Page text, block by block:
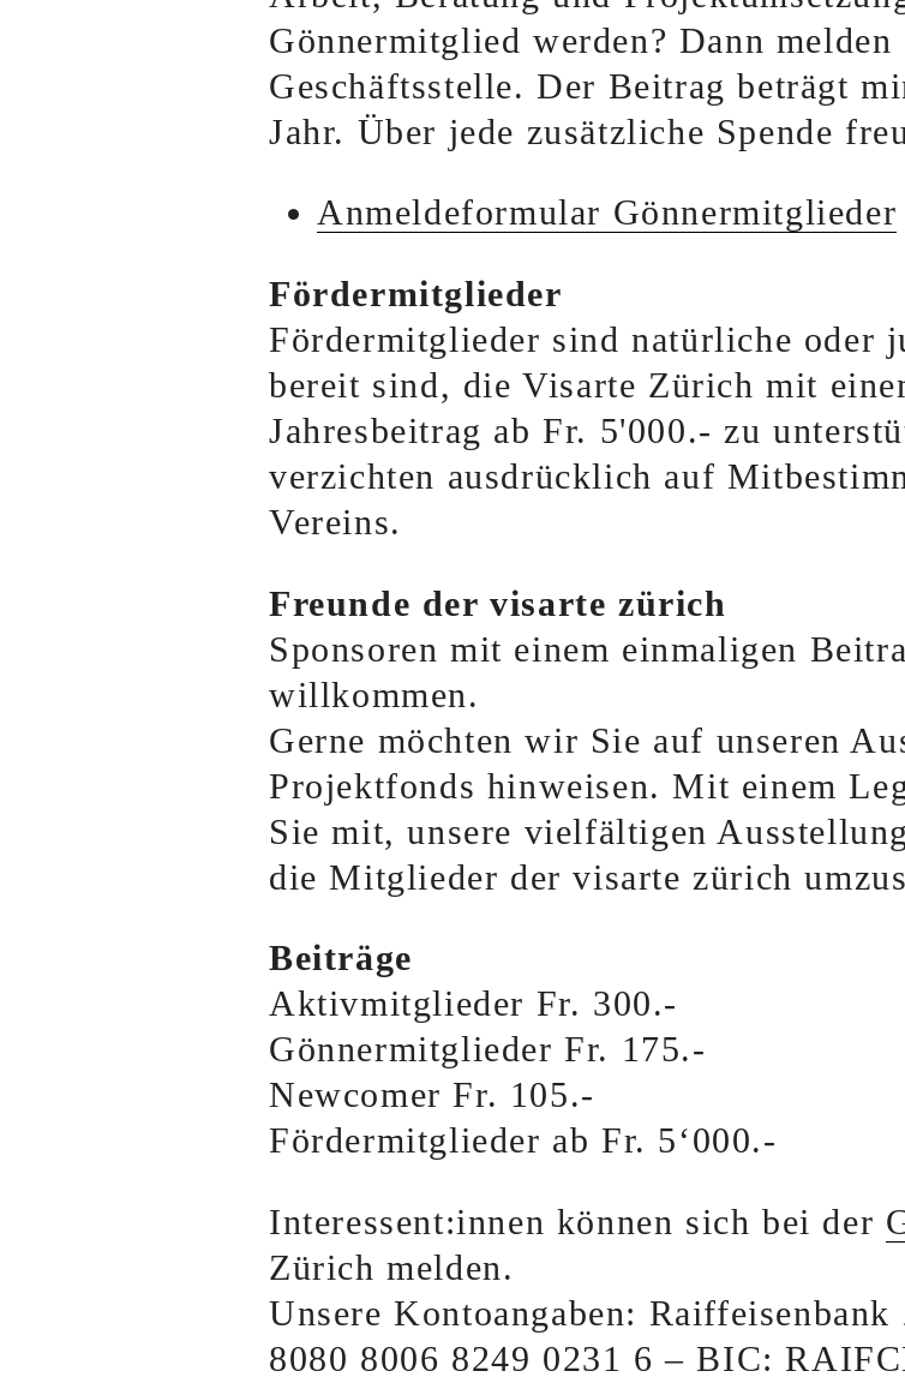
Gönnermitglied werden? Dann
Geschäftsstelle. Der Beitrag beträgt
Jahr. Über jede zusätzliche Spende
Anmeldeformular Gönnermitglieder
Fördermitglieder
Fördermitglieder sind natürliche oder
bereit sind, die Visarte Zürich mit
Jahresbeitrag ab Fr. 5'000.- zu
verzichten ausdrücklich auf
Vereins.
Freunde der visarte zürich
Sponsoren mit einem einmaligen
willkommen.
Gerne möchten wir Sie auf unseren
Projektfonds hinweisen. Mit einem
Sie mit, unsere vielfältigen
die Mitglieder der visarte zürich
Beiträge
Aktivmitglieder Fr. 300.-
Gönnermitglieder Fr. 175.-
Newcomer Fr. 105.-
Fördermitglieder ab Fr. 5‘000.-
Interessent:innen können sich bei der
Zürich melden.
Unsere Kontoangaben:
8080 8006 8249 0231 6 – BIC: